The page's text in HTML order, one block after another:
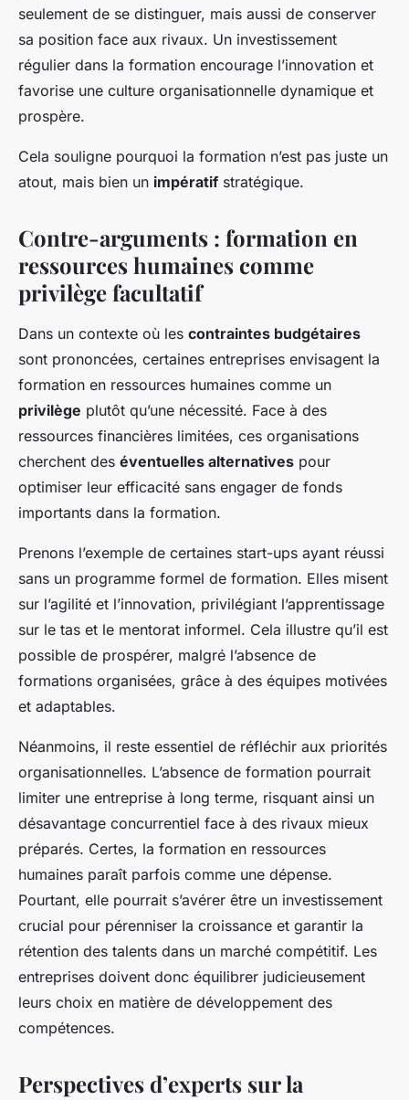
seulement de se distinguer, mais aussi de conserver
sa position face aux rivaux. Un investissement
régulier dans la formation encourage l’innovation et
favorise une culture organisationnelle dynamique et
prospère.
Cela souligne pourquoi la formation n’est pas juste un
atout, mais bien un impératif stratégique.
Contre-arguments : formation en
ressources humaines comme
privilège facultatif
Dans un contexte où les contraintes budgétaires
sont prononcées, certaines entreprises envisagent la
formation en ressources humaines comme un
privilège plutôt qu’une nécessité. Face à des
ressources financières limitées, ces organisations
cherchent des éventuelles alternatives pour
optimiser leur efficacité sans engager de fonds
importants dans la formation.
Prenons l’exemple de certaines start-ups ayant réussi
sans un programme formel de formation. Elles misent
sur l’agilité et l’innovation, privilégiant l’apprentissage
sur le tas et le mentorat informel. Cela illustre qu’il est
possible de prospérer, malgré l’absence de
formations organisées, grâce à des équipes motivées
et adaptables.
Néanmoins, il reste essentiel de réfléchir aux priorités
organisationnelles. L’absence de formation pourrait
limiter une entreprise à long terme, risquant ainsi un
désavantage concurrentiel face à des rivaux mieux
préparés. Certes, la formation en ressources
humaines paraît parfois comme une dépense.
Pourtant, elle pourrait s’avérer être un investissement
crucial pour pérenniser la croissance et garantir la
rétention des talents dans un marché compétitif. Les
entreprises doivent donc équilibrer judicieusement
leurs choix en matière de développement des
compétences.
Perspectives d’experts sur la